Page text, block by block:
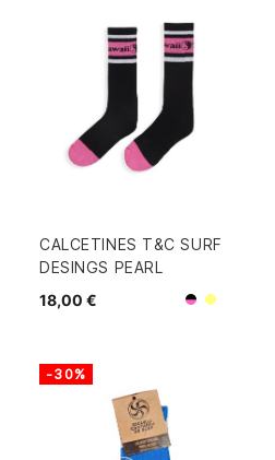
CALCETINES T&C SURF
DESINGS PEARL
18,00 €
Negro/
-30%